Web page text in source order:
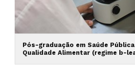
Pós-graduação em Saúde
Qualidade Alimentar (regime b-